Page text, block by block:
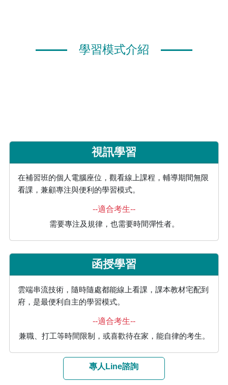
學習模式介紹
視訊學習
在補習班的個人電腦座位，觀看線上課程，輔導期間無限
看課，兼顧專注與便利的學習模式。
--適合考生--
需要專注及規律，也需要時間彈性者。
函授學習
雲端串流技術，隨時隨處都能線上看課，課本教材宅配到
府，是最便利自主的學習模式。
--適合考生--
兼職、打工等時間限制，或喜歡待在家，能自律的考生。
專人Line諮詢